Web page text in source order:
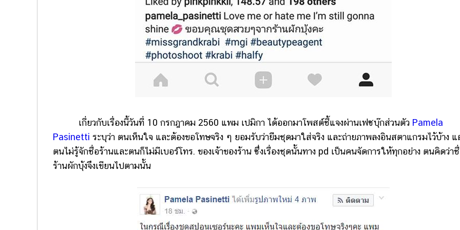
เกี่ยวกับเรื่องนี้วันที่ 10 กรกฎาคม 2560 แพม เปมิกา ได้ออกมาโพสต์ชี้แจงผ่านเฟซบุ๊กส่วนตัว Pamela
Pasinetti ระบุว่า ตนเห็นใจ และต้องขอโทษจริง ๆ ยอมรับว่ายืมชุดมาใส่จริง และถ่ายภาพลงอินสตาแกรมไว้บ้าง แ
ตนไม่รู้จักชื่อร้านและตนก็ไม่มีเบอร์โทร. ของเจ้าของร้าน ซึ่งเรื่องชุดนั้นทาง pd เป็นคนจัดการให้ทุกอย่าง ตนคิดว่า
ร้านผักบุ้งจึงเขียนไปตามนั้น